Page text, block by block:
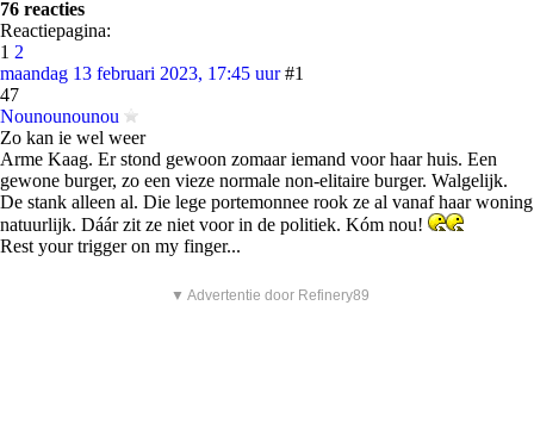
76 reacties
Reactiepagina:
1 2
maandag 13 februari 2023, 17:45 uur #1
47
Nounounounou
Zo kan ie wel weer
Arme Kaag. Er stond gewoon zomaar iemand voor haar huis. Een
gewone burger, zo een vieze normale non-elitaire burger. Walgelijk.
De stank alleen al. Die lege portemonnee rook ze al vanaf haar woning
natuurlijk. Dáár zit ze niet voor in de politiek. Kóm nou!
Rest your trigger on my finger...
▼ Advertentie door Refinery89